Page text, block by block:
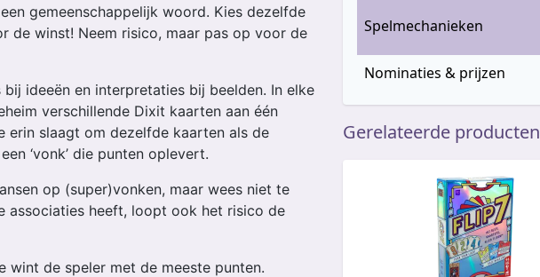
gemeenschappelijk woord. Kies dezelfde
de winst! Neem risico, maar pas op voor de
ideeën en interpretaties bij beelden. In elke
verschillende Dixit kaarten aan één
erin slaagt om dezelfde kaarten als de
‘vonk’ die punten oplevert.
op (super)vonken, maar wees niet te
associaties heeft, loopt ook het risico de
wint de speler met de meeste punten.
Spelmechanieken
Nominaties & prijzen
Gerelateerde producten